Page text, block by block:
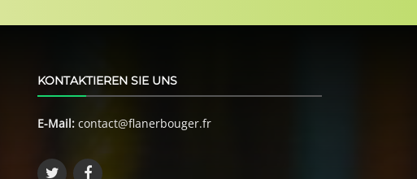
KONTAKTIEREN SIE UNS
E-Mail: contact@flanerbouger.fr